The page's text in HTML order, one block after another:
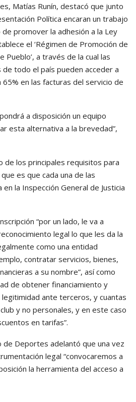
Matías Runín, destacó que junto
Política encaran un trabajo
promover la adhesión a la Ley
el ‘Régimen de Promoción de
Pueblo’, a través de la cual las
todo el país pueden acceder a
en las facturas del servicio de
a disposición un equipo
esta alternativa a la brevedad”,
de los principales requisitos para
es que cada una de las
la Inspección General de Justicia
“por un lado, le va a
legal lo que les da la
como una entidad
contratar servicios, bienes,
a su nombre”, así como
de obtener financiamiento y
ante terceros, y cuantas
y no personales, y en este caso
en tarifas”.
de Deportes adelantó que una vez
legal “convocaremos a
la herramienta del acceso a